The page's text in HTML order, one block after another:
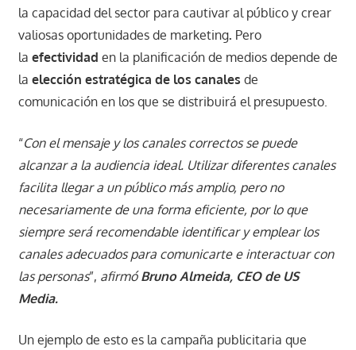
la capacidad del sector para cautivar al público y crear
valiosas oportunidades de marketing. Pero
la efectividad en la planificación de medios depende de
la elección estratégica de los canales de
comunicación en los que se distribuirá el presupuesto.
“Con el mensaje y los canales correctos se puede
alcanzar a la audiencia ideal. Utilizar diferentes canales
facilita llegar a un público más amplio, pero no
necesariamente de una forma eficiente, por lo que
siempre será recomendable identificar y emplear los
canales adecuados para comunicarte e interactuar con
las personas”, afirmóBruno Almeida, CEO de US
Media.
Un ejemplo de esto es la campaña publicitaria que